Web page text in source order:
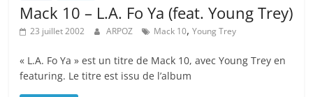
Mack 10 – L.A. Fo Ya (feat. Young Trey)
23 juillet 2002 ARPOZ Mack 10,Young Trey
« L.A. Fo Ya » est un titre de Mack 10, avec Young Trey en
featuring. Le titre est issu de l’album